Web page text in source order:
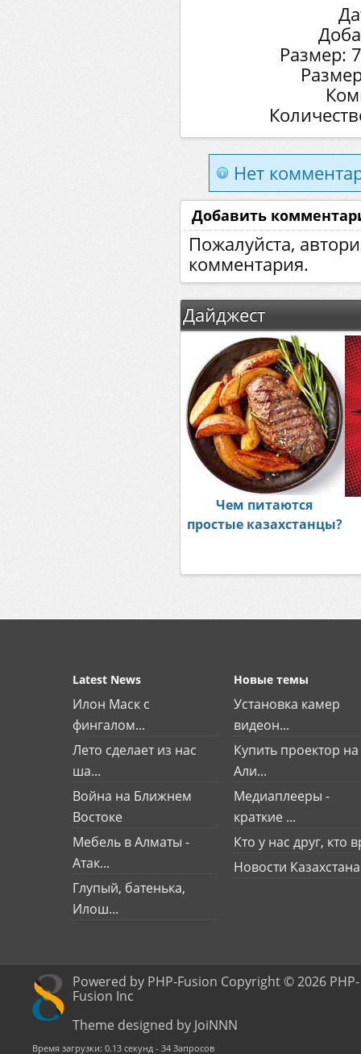
Размер:
Нет
Добавить
Пожалуйста,
комментария.
Дайджест
Чем питаются
простые казахстанцы?
Latest News
Илон Маск с
фингалом...
Лето сделает из нас
ша...
Война на Ближнем
Востоке
Мебель в Алматы -
Атак...
Глупый, батенька,
Илош...
Новые темы
Установка камер
видеон...
Купить проектор на
Али...
Медиаплееры -
краткие ...
Кто у нас друг, кто
Новости Казахстана
Powered by PHP-Fusion Copyright © 2026 PHP-
Fusion Inc
Theme designed by JoiNNN
Время загрузки: 0.13 секунд - 34 Запросов